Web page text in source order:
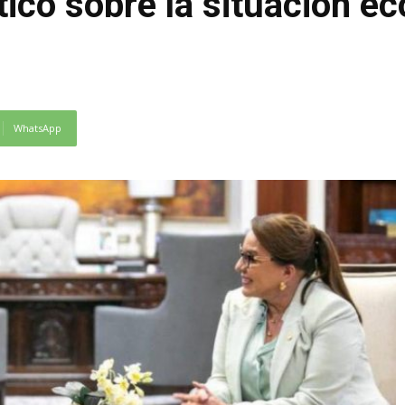
WhatsApp